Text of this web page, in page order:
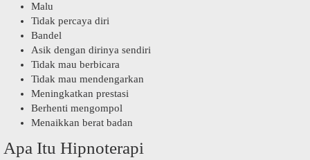
Malu
Tidak percaya diri
Bandel
Asik dengan dirinya sendiri
Tidak mau berbicara
Tidak mau mendengarkan
Meningkatkan prestasi
Berhenti mengompol
Menaikkan berat badan
Apa Itu Hipnoterapi